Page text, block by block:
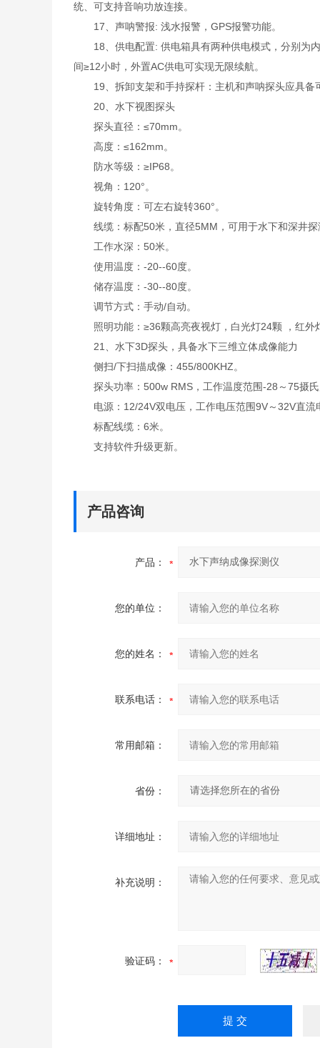
统、可支持音响功放连接。
17、声呐警报: 浅水报警，GPS报警功能。
18、供电配置: 供电箱具有两种供电模式，分别为内
间≥12小时，外置AC供电可实现无限续航。
19、拆卸支架和手持探杆：主机和声呐探头应具备
20、水下视图探头
探头直径：≤70mm。
高度：≤162mm。
防水等级：≥IP68。
视角：120°。
旋转角度：可左右旋转360°。
线缆：标配50米，直径5MM，可用于水下和深井探
工作水深：50米。
使用温度：-20--60度。
储存温度：-30--80度。
调节方式：手动/自动。
照明功能：≥36颗高亮夜视灯，白光灯24颗 ，红外
21、水下3D探头，具备水下三维立体成像能力
侧扫/下扫描成像：455/800KHZ。
探头功率：500w RMS，工作温度范围-28～75摄氏
电源：12/24V双电压，工作电压范围9V～32V直流
标配线缆：6米。
支持软件升级更新。
产品咨询
产品：
您的单位：
您的姓名：
联系电话：
常用邮箱：
省份：
详细地址：
补充说明：
验证码：